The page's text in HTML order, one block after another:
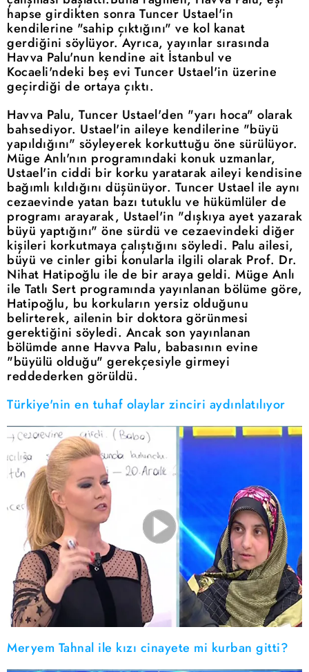
hapse girdikten sonra Tuncer Ustael'in
kendilerine "sahip çıktığını" ve kol kanat
gerdiğini söylüyor. Ayrıca, yayınlar sırasında
Havva Palu'nun kendine ait İstanbul ve
Kocaeli'ndeki beş evi Tuncer Ustael'in üzerine
geçirdiği de ortaya çıktı.
Havva Palu, Tuncer Ustael'den "yarı hoca" olarak
bahsediyor. Ustael'in aileye kendilerine "büyü
yapıldığını" söyleyerek korkuttuğu öne sürülüyor.
Müge Anlı'nın programındaki konuk uzmanlar,
Ustael'in ciddi bir korku yaratarak aileyi kendisine
bağımlı kıldığını düşünüyor. Tuncer Ustael ile aynı
cezaevinde yatan bazı tutuklu ve hükümlüler de
programı arayarak, Ustael'in "dışkıya ayet yazarak
büyü yaptığını" öne sürdü ve cezaevindeki diğer
kişileri korkutmaya çalıştığını söyledi. Palu ailesi,
büyü ve cinler gibi konularla ilgili olarak Prof. Dr.
Nihat Hatipoğlu ile de bir araya geldi. Müge Anlı
ile Tatlı Sert programında yayınlanan bölüme göre,
Hatipoğlu, bu korkuların yersiz olduğunu
belirterek, ailenin bir doktora görünmesi
gerektiğini söyledi. Ancak son yayınlanan
bölümde anne Havva Palu, babasının evine
"büyülü olduğu" gerekçesiyle girmeyi
reddederken görüldü.
Türkiye'nin en tuhaf olaylar zinciri aydınlatılıyor
Meryem Tahnal ile kızı cinayete mi kurban gitti?